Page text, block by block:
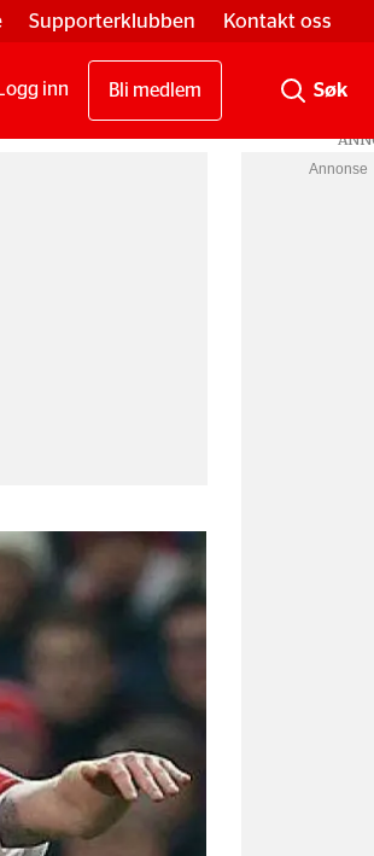
Supporterklubben Kontakt oss
Logg inn Bli medlem
Annonse